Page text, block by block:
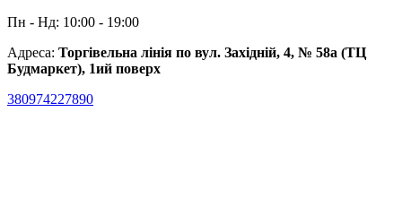
Пн - Нд: 10:00 - 19:00
Адреса: Торгівельна лінія по вул. Західній, 4, № 58а (ТЦ
Будмаркет), 1ий поверх
380974227890